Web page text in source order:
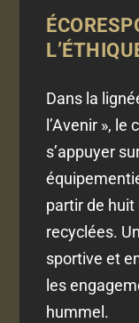
Dans la
l’Avenir »,
s’appuyer
partir de
recyclées.
sportive et
les
hummel.